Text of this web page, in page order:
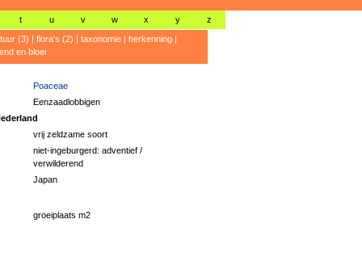
t u v w x y z
(3) | flora's (2) | taxonomie| herkenning|
en bloei
Poaceae
Eenzaadlobbigen
vrij zeldzame soort
niet-ingeburgerd: adventief /
verwilderend
Japan
groeiplaats m2